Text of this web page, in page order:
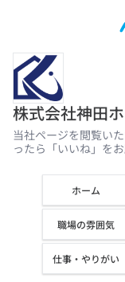
株式会社神田
当社ページを閲覧い
ったら「いいね」をお
ホーム
職場の雰囲気
仕事・やりがい